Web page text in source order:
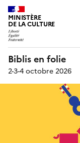
MINISTÈRE
DE LA CULTURE
Biblis en folie
2-3-4 octobre 2026